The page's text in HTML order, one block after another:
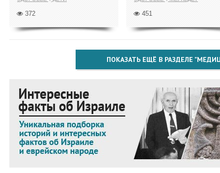
372 451
ПОКАЗАТЬ ЕЩЁ В РАЗДЕЛЕ